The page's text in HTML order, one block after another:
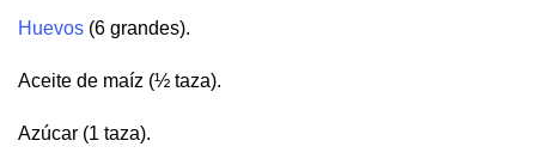
Huevos (6 grandes).
Aceite de maíz (½ taza).
Azúcar (1 taza).